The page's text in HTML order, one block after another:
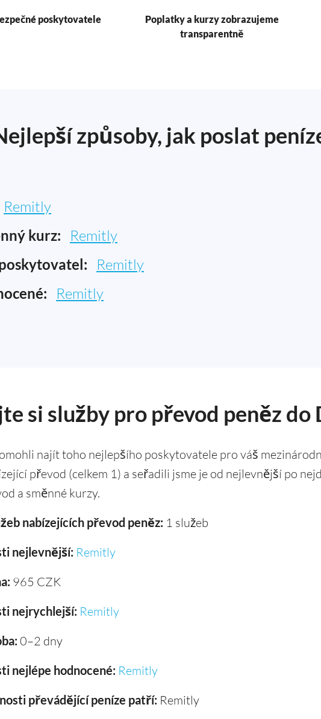
poskytovatele
Poplatky a kurzy zobrazujeme
transparentně
způsoby, jak poslat
Remitly
kurz: Remitly
Remitly
Remitly
si služby pro převod peněz do
najít toho nejlepšího poskytovatele pro váš
převod (celkem 1) a seřadili jsme je od nejlevnější po
a směnné kurzy.
nabízejících převod peněz: 1 služeb
nejlevnější: Remitly
965 CZK
nejrychlejší: Remitly
0–2 dny
nejlépe hodnocené: Remitly
převádějící peníze patří: Remitly